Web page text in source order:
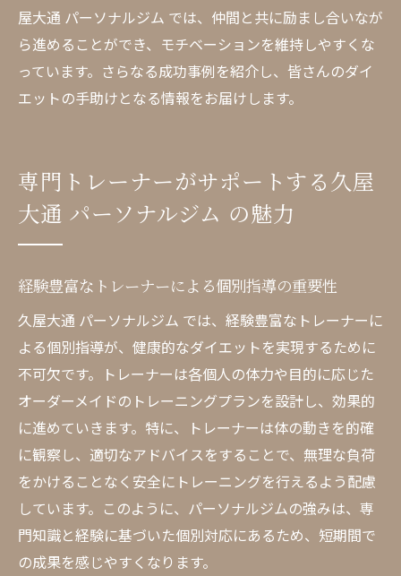
ーチ
ストレスを軽減するためのトレーニング環
境
メンタルサポートがもたらすダイエット効
リラックスした環境でのトレーニングの利
点
エット方法
屋大通 パーソナルジム では、仲間と共に励まし合いなが
ら進めることができ、モチベーションを維持しやすくな
っています。さらなる成功事例を紹介し、皆さんのダイ
エットの手助けとなる情報をお届けします。
専門トレーナーがサポートする久屋
大通 パーソナルジム の魅力
経験豊富なトレーナーによる個別指導の重要性
久屋大通 パーソナルジム では、経験豊富なトレーナーに
よる個別指導が、健康的なダイエットを実現するために
不可欠です。トレーナーは各個人の体力や目的に応じた
オーダーメイドのトレーニングプランを設計し、効果的
に進めていきます。特に、トレーナーは体の動きを的確
に観察し、適切なアドバイスをすることで、無理な負荷
をかけることなく安全にトレーニングを行えるよう配慮
しています。このように、パーソナルジムの強みは、専
門知識と経験に基づいた個別対応にあるため、短期間で
の成果を感じやすくなります。